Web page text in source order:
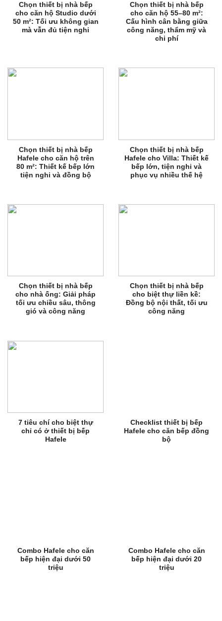
Chọn thiết bị nhà bếp
cho căn hộ Studio dưới
50 m²: Tối ưu không gian
mà vẫn đủ tiện nghi
Chọn thiết bị nhà bếp
cho căn hộ 55–80 m²:
Cấu hình cân bằng giữa
công năng, thẩm mỹ và
chi phí
Chọn thiết bị nhà bếp
Hafele cho căn hộ trên
80 m²: Thiết kế bếp lớn
tiện nghi và đồng bộ
Chọn thiết bị nhà bếp
Hafele cho Villa: Thiết kế
bếp lớn, tiện nghi và
phục vụ nhiều thế hệ
Chọn thiết bị nhà bếp
cho nhà ống: Giải pháp
tối ưu chiều sâu, thông
gió và công năng
Chọn thiết bị nhà bếp
cho biệt thự liền kề:
Đồng bộ nội thất, tối ưu
công năng
7 tiêu chí cho biệt thự
chỉ có ở thiết bị bếp
Hafele
Checklist thiết bị bếp
Hafele cho căn bếp đồng
bộ
Combo Hafele cho căn
bếp hiện đại dưới 50
triệu
Combo Hafele cho căn
bếp hiện đại dưới 20
triệu